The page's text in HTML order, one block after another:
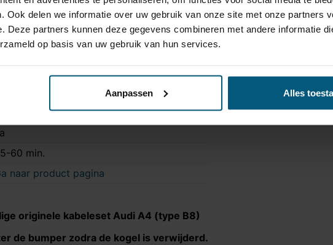
Ook delen we informatie over uw gebruik van onze site met onze partners
Deze partners kunnen deze gegevens combineren met andere informatie
op basis van uw gebruik van hun services.
Aanpassen Alles
polig
Met originele connectoren
60 min.
naar product pagina
originele kabeleset Audi A4 (type B8)
de bumper zodra de kogel is verwijderd.